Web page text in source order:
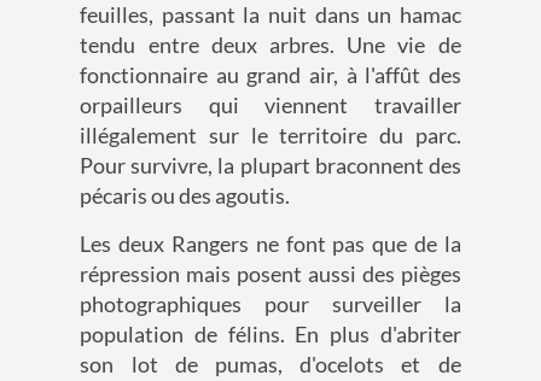
feuilles, passant la nuit dans un hamac
tendu entre deux arbres. Une vie de
fonctionnaire au grand air, à l'affût des
orpailleurs qui viennent travailler
illégalement sur le territoire du parc.
Pour survivre, la plupart braconnent des
pécaris ou des agoutis.
Les deux Rangers ne font pas que de la
répression mais posent aussi des pièges
photographiques pour surveiller la
population de félins. En plus d'abriter
son lot de pumas, d'ocelots et de